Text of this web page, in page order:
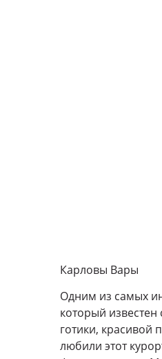
Карловы Вары
Одним из самых
который
готики, красивой
любили этот